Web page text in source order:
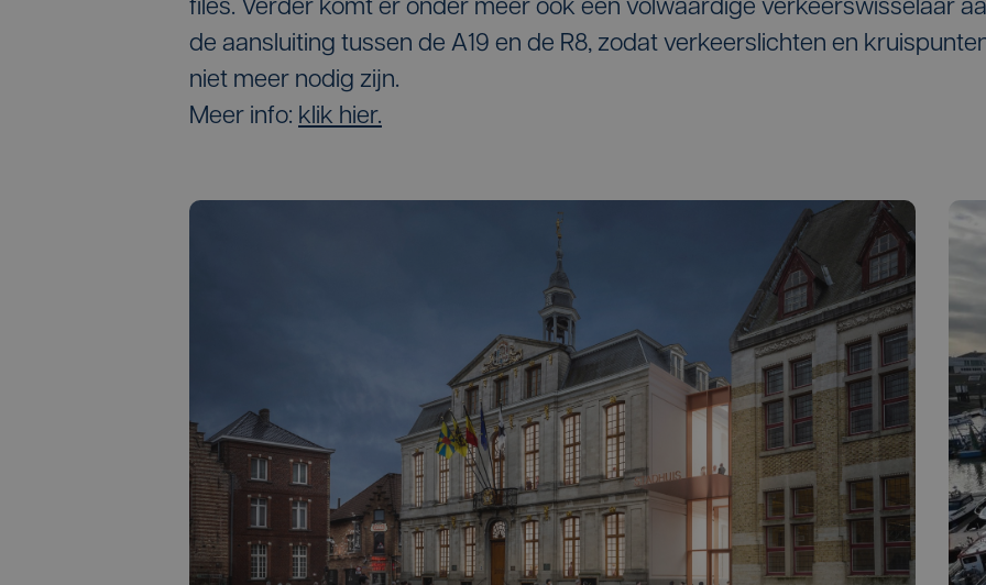
files. Verder komt er onder meer ook een volwaardige verkeerswisselaar
de aansluiting tussen de A19 en de R8, zodat verkeerslichten en
niet meer nodig zijn.
Meer info: klik hier.